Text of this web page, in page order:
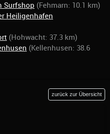
Surfshop (Fehmarn: 10.1 km)
Heiligenhafen
(Hohwacht: 37.3 km)
(Kellenhusen: 38.6
zurück zur Übersicht